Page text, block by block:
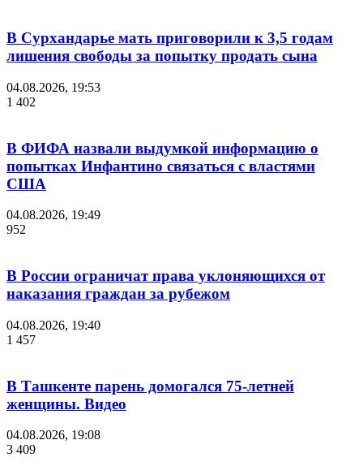
В Сурхандарье мать приговорили к 3,5 годам
лишения свободы за попытку продать сына
04.08.2026, 19:53
1 402
В ФИФА назвали выдумкой информацию о
попытках Инфантино связаться с властями
США
04.08.2026, 19:49
952
В России ограничат права уклоняющихся от
наказания граждан за рубежом
04.08.2026, 19:40
1 457
В Ташкенте парень домогался 75-летней
женщины. Видео
04.08.2026, 19:08
3 409